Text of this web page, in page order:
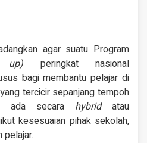
agar suatu Program
up) peringkat nasional
bagi membantu pelajar di
tercicir sepanjang tempoh
ada secara hybridatau
kesesuaian pihak sekolah,
pelajar.